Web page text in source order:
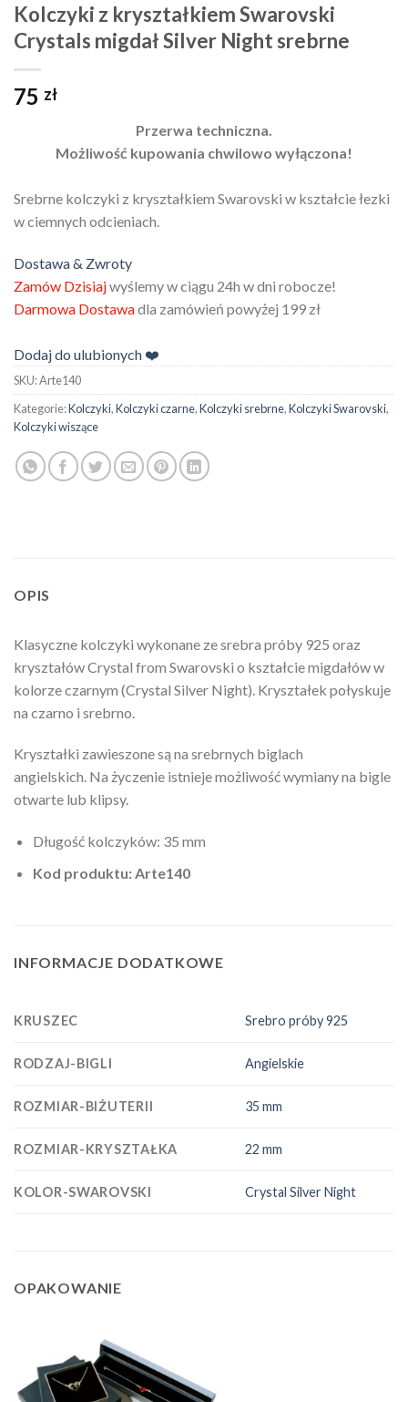
Kolczyki z kryształkiem Swarovski
Crystals migdał Silver Night srebrne
75 zł
Przerwa techniczna.
Możliwość kupowania chwilowo wyłączona!
Srebrne kolczyki z kryształkiem Swarovski w kształcie łezki
w ciemnych odcieniach.
Dostawa & Zwroty
Zamów Dzisiajwyślemy w ciągu 24h w dni robocze!
Darmowa Dostawadla zamówień powyżej 199 zł
Dodaj do ulubionych ❤️
SKU:Arte140
Kategorie:Kolczyki,Kolczyki czarne,Kolczyki srebrne,Kolczyki Swarovski,
Kolczyki wiszące
OPIS
Klasyczne kolczyki wykonane ze srebra próby 925 oraz
kryształów Crystal from Swarovski o kształcie migdałów w
kolorze czarnym (Crystal Silver Night). Kryształek połyskuje
na czarno i srebrno.
Kryształki zawieszone są na srebrnych biglach
angielskich. Na życzenie istnieje możliwość wymiany na bigle
otwarte lub klipsy.
Długość kolczyków: 35 mm
Kod produktu: Arte140
INFORMACJE DODATKOWE
KRUSZEC Srebro próby 925
RODZAJ-BIGLI Angielskie
ROZMIAR-BIŻUTERII 35 mm
ROZMIAR-KRYSZTAŁKA 22 mm
KOLOR-SWAROVSKI Crystal Silver Night
OPAKOWANIE